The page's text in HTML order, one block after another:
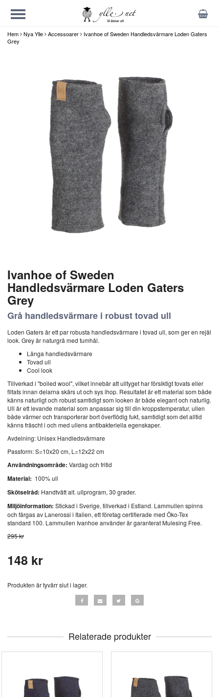
Hem Nya Ylle Accessoarer
Ivanhoe of Sweden Handledsvärmare Loden Gaters
Grey
Ivanhoe of Sweden
Handledsvärmare Loden Gaters
Grey
Grå handledsvärmare i robust tovad ull
Loden Gaters är ett par robusta handledsvärmare i tovad ull, som ger en rejäl
look. Grey är naturgrå med tumhål.
Långa handledsvärmare
Tovad ull
Cool look
Tillverkad i "boiled wool", vilket innebär att ulltyget har försiktigt tovats eller
filtats innan delarna skärs ut och sys ihop. Resultatet är ett material som både
känns naturligt och robust samtidigt som looken är både elegant och naturlig.
Ull är ett levande material som anpassar sig till din kroppstemperatur, ullen
både värmer och transporterar bort överflödig fukt, samtidigt som det alltid
känns fräscht i och med ullens antibakteriella egenskaper.
Avdelning: Unisex Handledsvärmare
Passform: S=10x20 cm, L=12x22 cm
Användningsområde: Vardag och fritid
Material: 100% ull
Skötselråd: Handtvätt alt. ullprogram, 30 grader.
Miljöinformation: Stickad i Sverige, tillverkad i Estland. Lammullen spinns
och färgas av Lanerossi i Italien, ett företag certifierade med Öko-Tex
standard 100. Lammullen Ivanhoe använder är garanterat Mulesing Free.
295 kr
148 kr
Produkten är tyvärr slut i lager.
Relaterade produkter